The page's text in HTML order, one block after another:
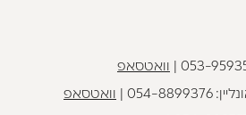
053- וואטסאפ
054-8899376 וואטסאפ